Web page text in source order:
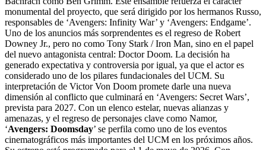
monumental del proyecto, que será dirigido por los hermanos Russo,
responsables de ‘Avengers: Infinity War’ y ‘Avengers: Endgame’.
Uno de los anuncios más sorprendentes es el regreso de Robert
Downey Jr., pero no como Tony Stark / Iron Man, sino en el papel
del nuevo antagonista central: Doctor Doom. La decisión ha
generado expectativa y controversia por igual, ya que el actor es
considerado uno de los pilares fundacionales del UCM. Su
interpretación de Victor Von Doom promete darle una nueva
dimensión al conflicto que culminará en ‘Avengers: Secret Wars’,
prevista para 2027. Con un elenco estelar, nuevas alianzas y
amenazas, y el regreso de personajes clave como Namor,
‘Avengers: Doomsday’ se perfila como uno de los eventos
cinematográficos más importantes del UCM en los próximos años.